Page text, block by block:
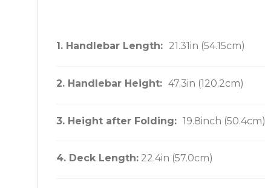
1. Handlebar Length: 21.31in (54.15cm)
2. Handlebar Height: 47.3in (120.2cm)
3. Height after Folding: 19.8inch (50.4cm)
4. Deck Length: 22.4in (57.0cm)